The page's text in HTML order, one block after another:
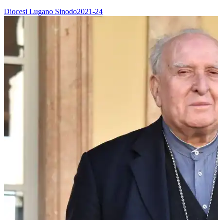
Diocesi Lugano Sinodo2021-24